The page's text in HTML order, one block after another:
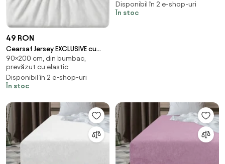
49 RON
Cearsaf Jersey EXCLUSIVE cu
elastic 90x200 cm alb
90×200 cm, din bumbac,
prevăzut cu elastic
Disponibil în 2 e-shop-uri
În stoc
Disponibil în 2 e-shop-uri
În stoc